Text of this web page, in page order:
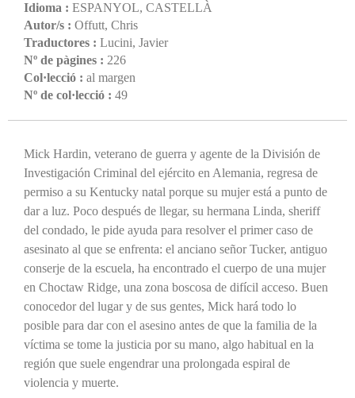
Idioma : ESPANYOL, CASTELLÀ
Autor/s : Offutt, Chris
Traductores : Lucini, Javier
Nº de pàgines : 226
Col·lecció : al margen
Nº de col·lecció : 49
Mick Hardin, veterano de guerra y agente de la División de
Investigación Criminal del ejército en Alemania, regresa de
permiso a su Kentucky natal porque su mujer está a punto de
dar a luz. Poco después de llegar, su hermana Linda, sheriff
del condado, le pide ayuda para resolver el primer caso de
asesinato al que se enfrenta: el anciano señor Tucker, antiguo
conserje de la escuela, ha encontrado el cuerpo de una mujer
en Choctaw Ridge, una zona boscosa de difícil acceso. Buen
conocedor del lugar y de sus gentes, Mick hará todo lo
posible para dar con el asesino antes de que la familia de la
víctima se tome la justicia por su mano, algo habitual en la
región que suele engendrar una prolongada espiral de
violencia y muerte.